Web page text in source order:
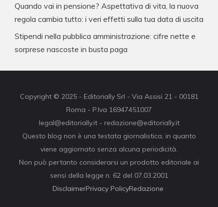
Quando vai in pensione? Aspettativa di vita, la nuova
regola cambia tutto: i veri effetti sulla tua data di uscita
Stipendi nella pubblica amministrazione: cifre nette e
sorprese nascoste in busta paga
Copyright © 2025 - Editorially Srl - Via Assisi 21 - 00181
Roma - P.Iva 16947451007
legal@editorially.it - redazione@editorially.it
Questo blog non è una testata giornalistica, in quanto
viene aggiornato senza alcuna periodicità.
Non può pertanto considerarsi un prodotto editoriale ai
sensi della legge n. 62 del 07.03.2001
DisclaimerPrivacy PolicyRedazione